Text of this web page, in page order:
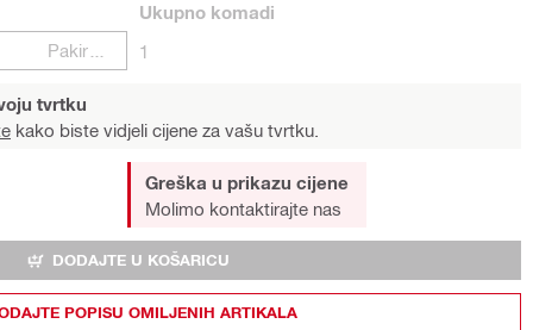
Pakiranje
Ukupno komadi
1
tvrtku
kako biste vidjeli cijene za vašu tvrtku.
Greška u prikazu cijene
Molimo kontaktirajte nas
DODAJTE U KOŠARICU
POPISU OMILJENIH ARTIKALA